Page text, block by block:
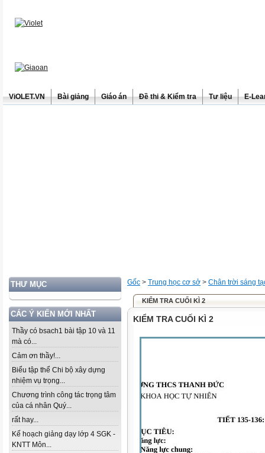
ViOLET.VN Bài giảng Giáo án Đề thi & Kiểm tra Tư liệu E-
THƯ MỤC
CÁC Ý KIẾN MỚI NHẤT
Thầy có bsach1 bài tập 10 và 11
mà có...
Cảm ơn thầy!...
Biểu tập thể Chi bộ xây dựng
nhiệm vụ trọng...
Chương trình công tác trọng tâm
của cá nhân Quý...
rất hay...
Kế hoạch giảng dạy lớp 4 SGK -
KNTT Môn...
Gốc > Trung học cơ sở > Chân trời sáng
KIỂM TRA CUỐI KÌ 2
KIỂM TRA CUỐI KÌ 2